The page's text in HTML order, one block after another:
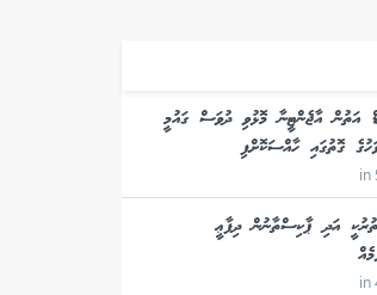
އަތުން އާޖެންޓީނާ މޮޅުވި ދުވަސް ގައުމީ
ގޮތުގައި ހާއްސަކޮށްފި
in
އަދި ޕާކިސްތާނުން ދިފާޢީ
in